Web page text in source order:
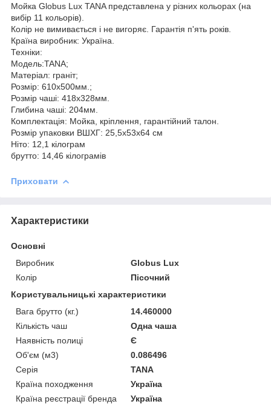
Мойка Globus Lux TANA представлена у різних кольорах (на
вибір 11 кольорів).
Колір не вимивається і не вигоряє. Гарантія п'ять років.
Країна виробник: Україна.
Техніки:
Модель:TANA;
Матеріал: граніт;
Розмір: 610x500мм.;
Розмір чаші: 418x328мм.
Глибина чаші: 204мм.
Комплектація: Мойка, кріплення, гарантійний талон.
Розмір упаковки ВШХГ: 25,5х53х64 см
Ніто: 12,1 кілограм
брутто: 14,46 кілограмів
Приховати
Характеристики
Основні
Виробник
Globus Lux
Колір
Пісочний
Користувальницькі характеристики
Вага брутто (кг.)
14.460000
Кількість чаш
Одна чаша
Наявність полиці
Є
Об'єм (м3)
0.086496
Серія
TANA
Країна походження
Україна
Країна реєстрації бренда
Україна